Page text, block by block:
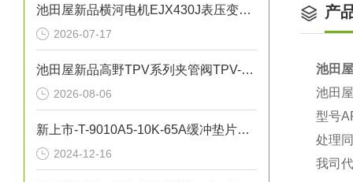
池田屋新品横河电机EJX430J表压变送器
2026-07-17
池田屋新品高野TPV系列夹管阀TPV-N040正式发布
2026-08-06
新上市-T-9010A5-10K-65A缓冲垫片NICHIAS
2024-12-16
产
池田
池田
型号
处理
我司